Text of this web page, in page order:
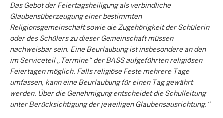
Das Gebot der Feiertagsheiligung als verbindliche
Glaubensüberzeugung einer bestimmten
Religionsgemeinschaft sowie die Zugehörigkeit der Schülerin
oder des Schülers zu dieser Gemeinschaft müssen
nachweisbar sein. Eine Beurlaubung ist insbesondere an den
im Serviceteil „Termine“ der BASS aufgeführten religiösen
Feiertagen möglich. Falls religiöse Feste mehrere Tage
umfassen, kann eine Beurlaubung für einen Tag gewährt
werden. Über die Genehmigung entscheidet die Schulleitung
unter Berücksichtigung der jeweiligen Glaubensausrichtung.“